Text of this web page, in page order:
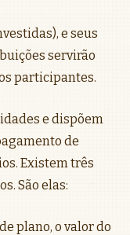
e seus
servirão
participantes.
e dispõem
de
Existem três
São elas:
plano, o valor do